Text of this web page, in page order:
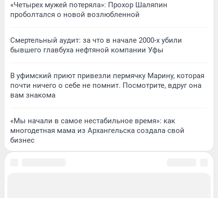
«Четырех мужей потеряла»: Прохор Шаляпин
проболтался о новой возлюбленной
Смертельный аудит: за что в начале 2000-х убили
бывшего главбуха нефтяной компании Уфы
В уфимский приют привезли пермячку Марину, которая
почти ничего о себе не помнит. Посмотрите, вдруг она
вам знакома
«Мы начали в самое нестабильное время»: как
многодетная мама из Архангельска создала свой
бизнес